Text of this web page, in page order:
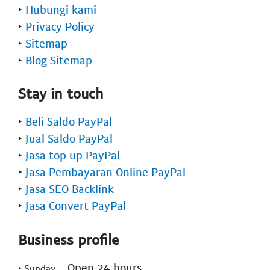
‣ Hubungi kami
‣ Privacy Policy
‣ Sitemap
‣ Blog Sitemap
Stay in touch
‣ Beli Saldo PayPal
‣ Jual Saldo PayPal
‣ Jasa top up PayPal
‣ Jasa Pembayaran Online PayPal
‣ Jasa SEO Backlink
‣ Jasa Convert PayPal
Business profile
- Open 24 hours